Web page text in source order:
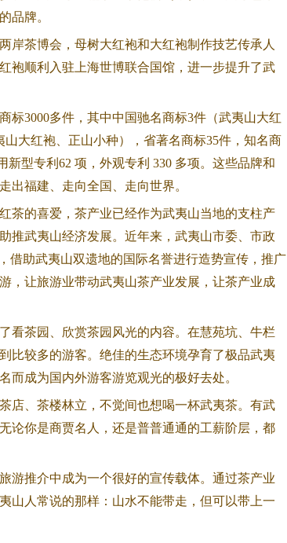
品牌。
岸茶博会，母树大红袍和大红袍制作技艺传承人
袍顺利入驻上海世博联合国馆，进一步提升了武
标3000多件，其中中国驰名商标3件（武夷山大红
大红袍、正山小种），省著名商标35件，知名商
新型专利62 项，外观专利 330 多项。这些品牌和
出福建、走向全国、走向世界。
茶的喜爱，茶产业已经作为武夷山当地的支柱产
推武夷山经济发展。近年来，武夷山市委、市政
借助武夷山双遗地的国际名誉进行造势宣传，推广
，让旅游业带动武夷山茶产业发展，让茶产业成
看茶园、欣赏茶园风光的内容。在慧苑坑、牛栏
比较多的游客。绝佳的生态环境孕育了极品武夷
成为国内外游客游览观光的极好去处。
店、茶楼林立，不觉间也想喝一杯武夷茶。有武
论你是商贾名人，还是普普通通的工薪阶层，都
游推介中成为一个很好的宣传载体。通过茶产业
山人常说的那样：山水不能带走，但可以带上一